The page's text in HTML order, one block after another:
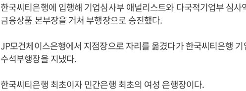
한국씨티은행에 입행해 기업심사부 애널리스트와 다국적기업부 심사
금융상품 본부장을 거쳐 부행장으로 승진했다.
JP모건체이스은행에서 지점장으로 자리를 옮겼다가 한국씨티은행
수석부행장을 지냈다.
한국씨티은행 최초이자 민간은행 최초의 여성 은행장이다.